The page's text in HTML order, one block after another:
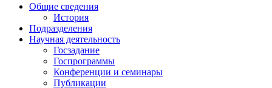
Общие сведения
История
Подразделения
Научная деятельность
Госзадание
Госпрограммы
Конференции и семинары
Публикации